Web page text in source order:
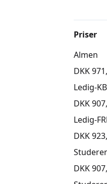
BEMÆRK
skal
Priser
Almen
DKK
Ledig-
DKK
Ledig-
DKK
DKK